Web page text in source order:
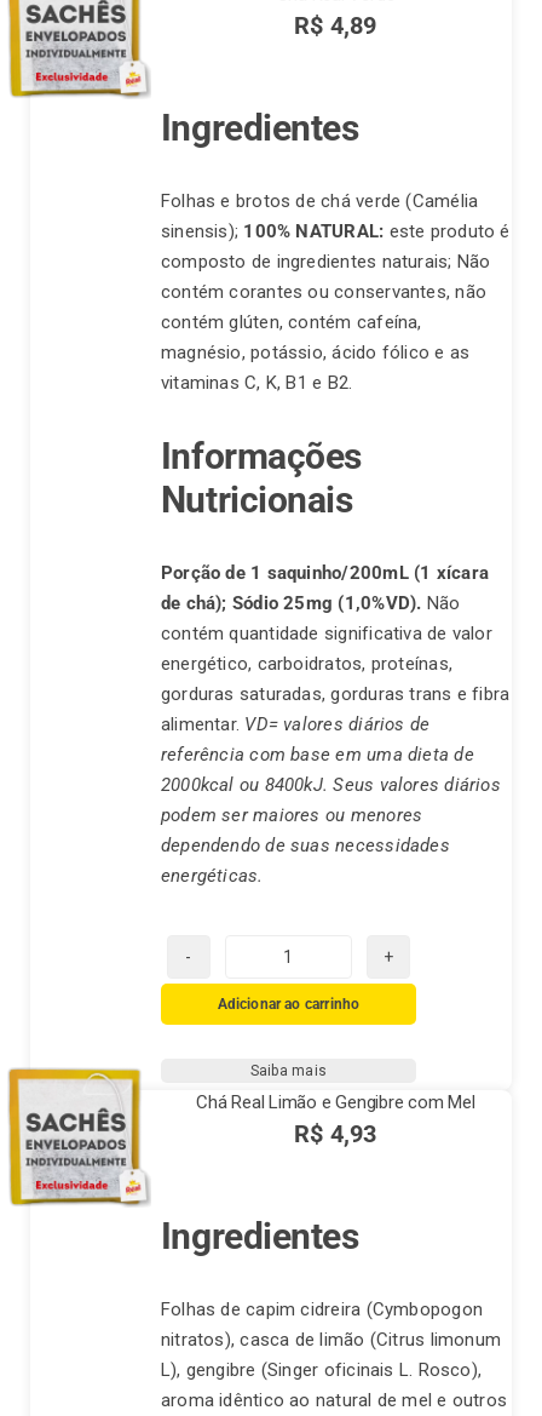
quantidade
R$ 4,89
Ingredientes
Folhas e brotos de chá verde (Camélia
sinensis); 100% NATURAL: este produto é
composto de ingredientes naturais; Não
contém corantes ou conservantes, não
contém glúten, contém cafeína,
magnésio, potássio, ácido fólico e as
vitaminas C, K, B1 e B2.
Informações
Nutricionais
Porção de 1 saquinho/200mL (1 xícara
de chá); Sódio 25mg (1,0%VD).
contém quantidade significativa de valor
energético, carboidratos, proteínas,
gorduras saturadas, gorduras trans e fibra
alimentar. VD= valores diários de
referência com base em uma dieta de
2000kcal ou 8400kJ. Seus valores diários
podem ser maiores ou menores
dependendo de suas necessidades
energéticas.
Chá
Real
Verde
quantidade
Adicionar ao carrinho
Saiba mais
Chá Real Limão e Gengibre com Mel
R$ 4,93
Ingredientes
Folhas de capim cidreira (Cymbopogon
nitratos), casca de limão (Citrus limonum
L), gengibre (Singer oficinais L. Rosco),
aroma idêntico ao natural de mel e outros